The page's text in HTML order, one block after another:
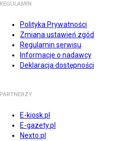
REGULAMIN
Polityka Prywatności
Zmiana ustawień zgód
Regulamin serwisu
Informacje o nadawcy
Deklaracja dostępności
PARTNERZY
E-kiosk.pl
E-gazety.pl
Nexto.pl